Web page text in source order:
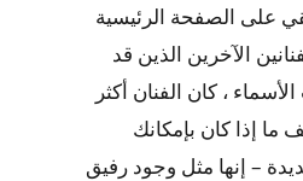
على الصفحة الرئيسية
الآخرين الذين قد
، كان الفنان أكثر
ما إذا كان بإمكانك
– إنها مثل وجود رفيق